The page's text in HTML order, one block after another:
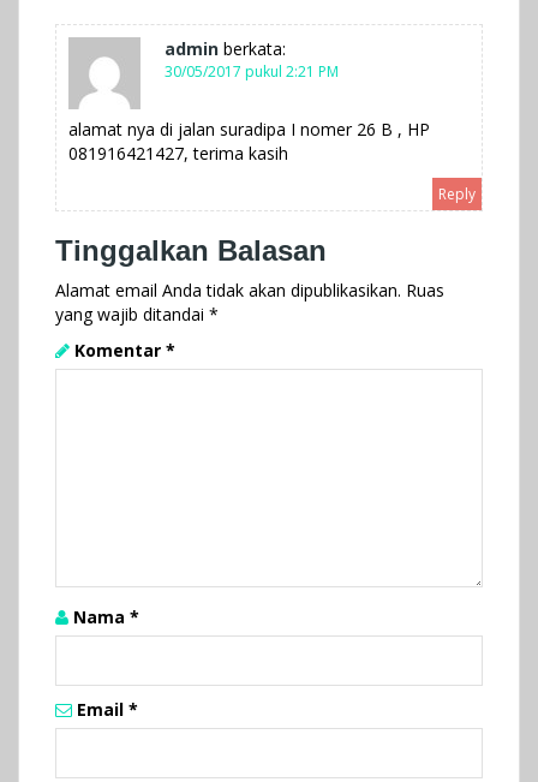
admin berkata:
30/05/2017 pukul 2:21 PM
alamat nya di jalan suradipa I nomer 26 B , HP
081916421427, terima kasih
Reply
Tinggalkan Balasan
Alamat email Anda tidak akan dipublikasikan. Ruas
yang wajib ditandai *
Komentar *
Nama *
Email *